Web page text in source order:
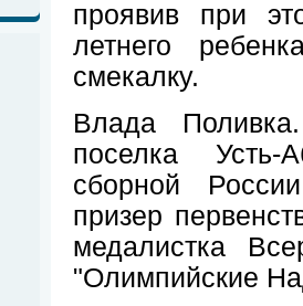
проявив при
летнего
смекалку.
Влада
поселка Усть-
сборной
призер
медалистка
"Олимпийские